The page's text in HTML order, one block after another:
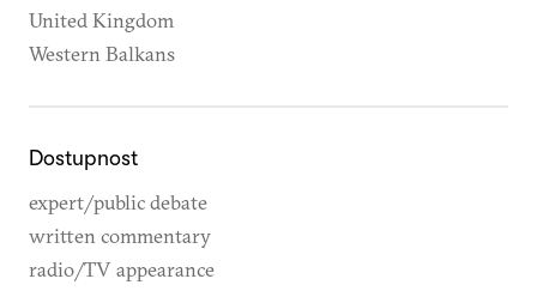
United Kingdom
Western Balkans
Dostupnost
expert/public debate
written commentary
radio/TV appearance